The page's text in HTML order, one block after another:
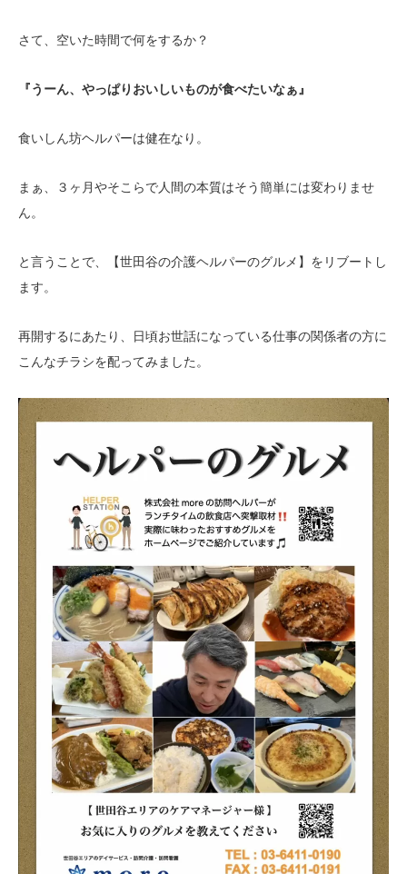
さて、空いた時間で何をするか？
『うーん、やっぱりおいしいものが食べたいなぁ』
食いしん坊ヘルパーは健在なり。
まぁ、３ヶ月やそこらで人間の本質はそう簡単には変わりませ
ん。
と言うことで、【世田谷の介護ヘルパーのグルメ】をリブートし
ます。
再開するにあたり、日頃お世話になっている仕事の関係者の方に
こんなチラシを配ってみました。